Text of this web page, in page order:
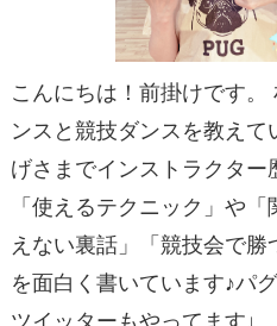
こんにちは！前掛けです。
ンスと競技ダンスを教えて
げさまでインストラクター
「使えるテクニック」や
えない裏話」「競技会で勝
を面白く書いています♪パ